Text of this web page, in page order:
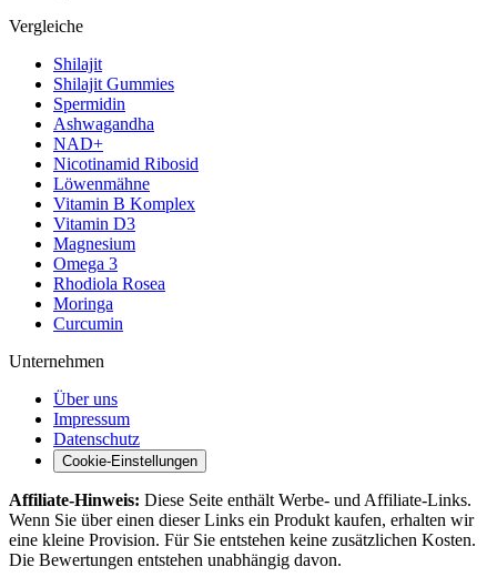
Vergleiche
Shilajit
Shilajit Gummies
Spermidin
Ashwagandha
NAD+
Nicotinamid Ribosid
Löwenmähne
Vitamin B Komplex
Vitamin D3
Magnesium
Omega 3
Rhodiola Rosea
Moringa
Curcumin
Unternehmen
Über uns
Impressum
Datenschutz
Cookie-Einstellungen
Affiliate-Hinweis: Diese Seite enthält Werbe- und Affiliate-Links.
Wenn Sie über einen dieser Links ein Produkt kaufen, erhalten wir
eine kleine Provision. Für Sie entstehen keine zusätzlichen Kosten.
Die Bewertungen entstehen unabhängig davon.